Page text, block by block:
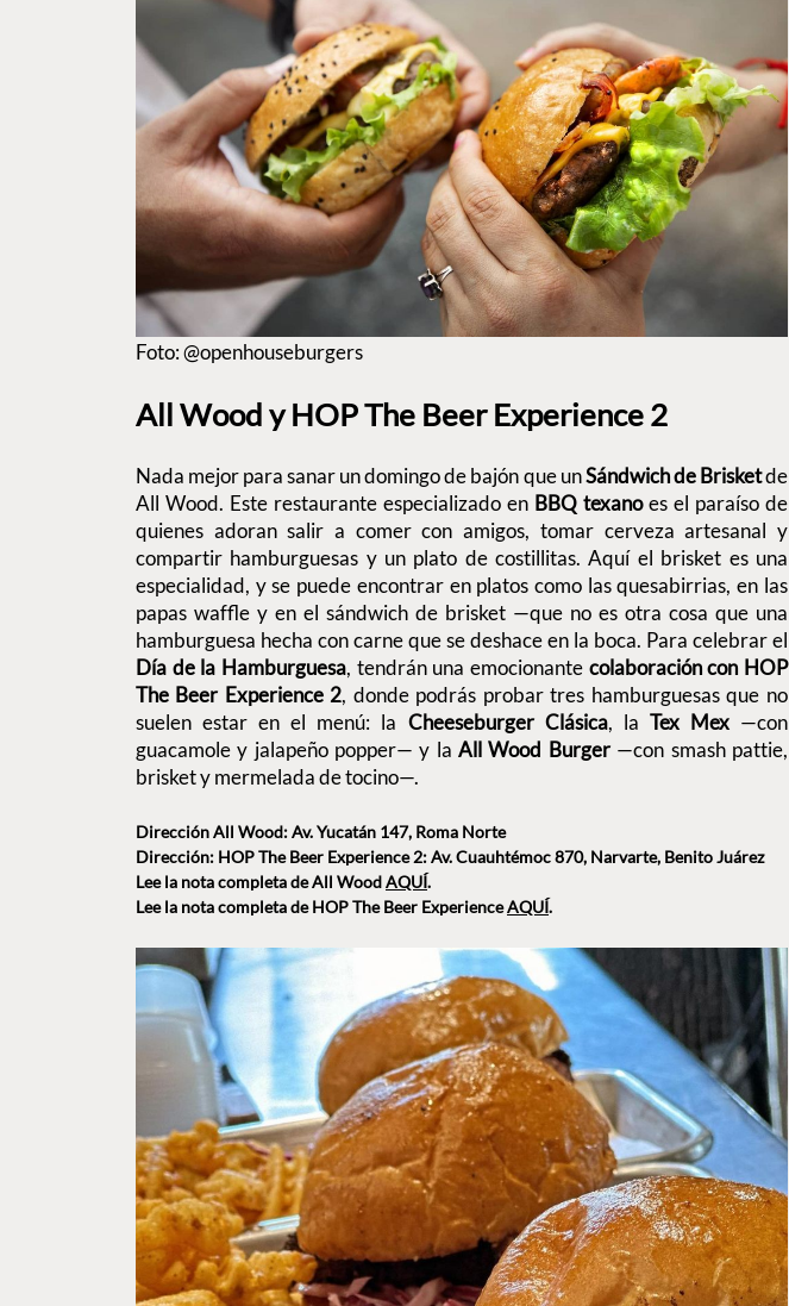
Foto: @openhouseburgers
All Wood y HOP The Beer Experience 2
Nada mejor para sanar un domingo de bajón que unSándwich de Brisketde
All Wood. Este restaurante especializado enBBQ texanoes el paraíso de
quienes adoran salir a comer con amigos, tomar cerveza artesanal y
compartir hamburguesas y un plato de costillitas. Aquí el brisket es una
especialidad, y se puede encontrar en platos como las quesabirrias, en las
papas waffle y en el sándwich de brisket —que no es otra cosa que una
hamburguesa hecha con carne que se deshace en la boca. Para celebrar el
Día de la Hamburguesa, tendrán una emocionante colaboración con HOP
The Beer Experience 2, donde podrás probar tres hamburguesas que no
suelen estar en el menú: la Cheeseburger Clásica, la Tex Mex—con
guacamole y jalapeño popper— y laAll Wood Burger —con smash pattie,
brisket y mermelada de tocino—.
Dirección All Wood: Av. Yucatán 147, Roma Norte
Dirección: HOP The Beer Experience 2: Av. Cuauhtémoc 870, Narvarte, Benito Juárez
Lee la nota completa de All WoodAQUÍ.
Lee la nota completa de HOP The Beer ExperienceAQUÍ.